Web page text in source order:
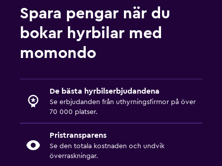
Spara pengar när du
bokar hyrbilar med
momondo
De bästa hyrbilserbjudandena
Se erbjudanden från uthyrningsfirmor på över
70 000 platser.
Pristransparens
Se den totala kostnaden och undvik
överraskningar.